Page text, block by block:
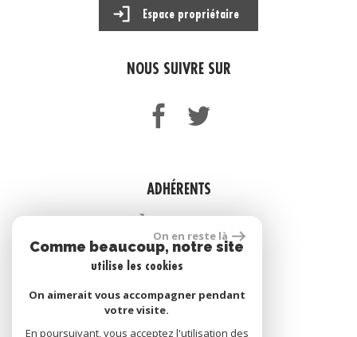
NOUS SUIVRE SUR
ADHÉRENTS
Espace propriétaire
On en reste là
Comme beaucoup, notre site
utilise les cookies
On aimerait vous accompagner pendant
votre visite.
En poursuivant, vous acceptez l'utilisation des